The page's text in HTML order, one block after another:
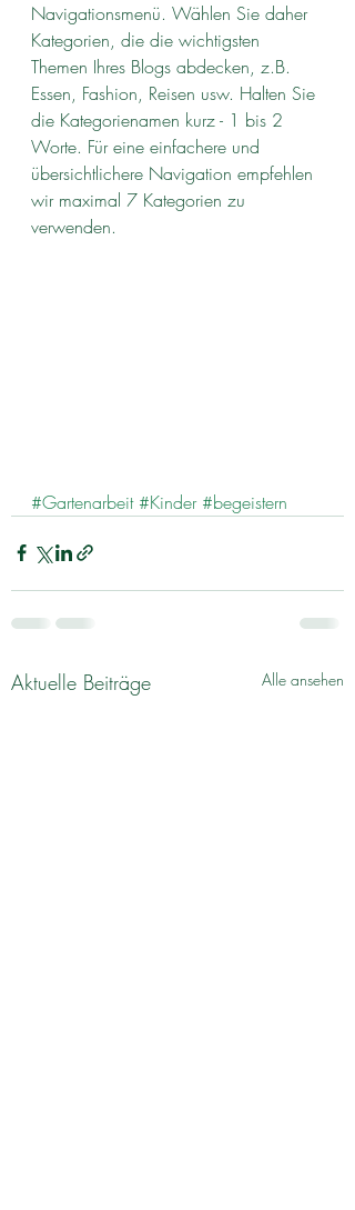
Navigationsmenü. Wählen Sie daher
Kategorien, die die wichtigsten
Themen Ihres Blogs abdecken, z.B.
Essen, Fashion, Reisen usw. Halten Sie
die Kategorienamen kurz - 1 bis 2
Worte. Für eine einfachere und
übersichtlichere Navigation empfehlen
wir maximal 7 Kategorien zu
verwenden.
#Gartenarbeit #Kinder #begeistern
Aktuelle Beiträge Alle ansehen